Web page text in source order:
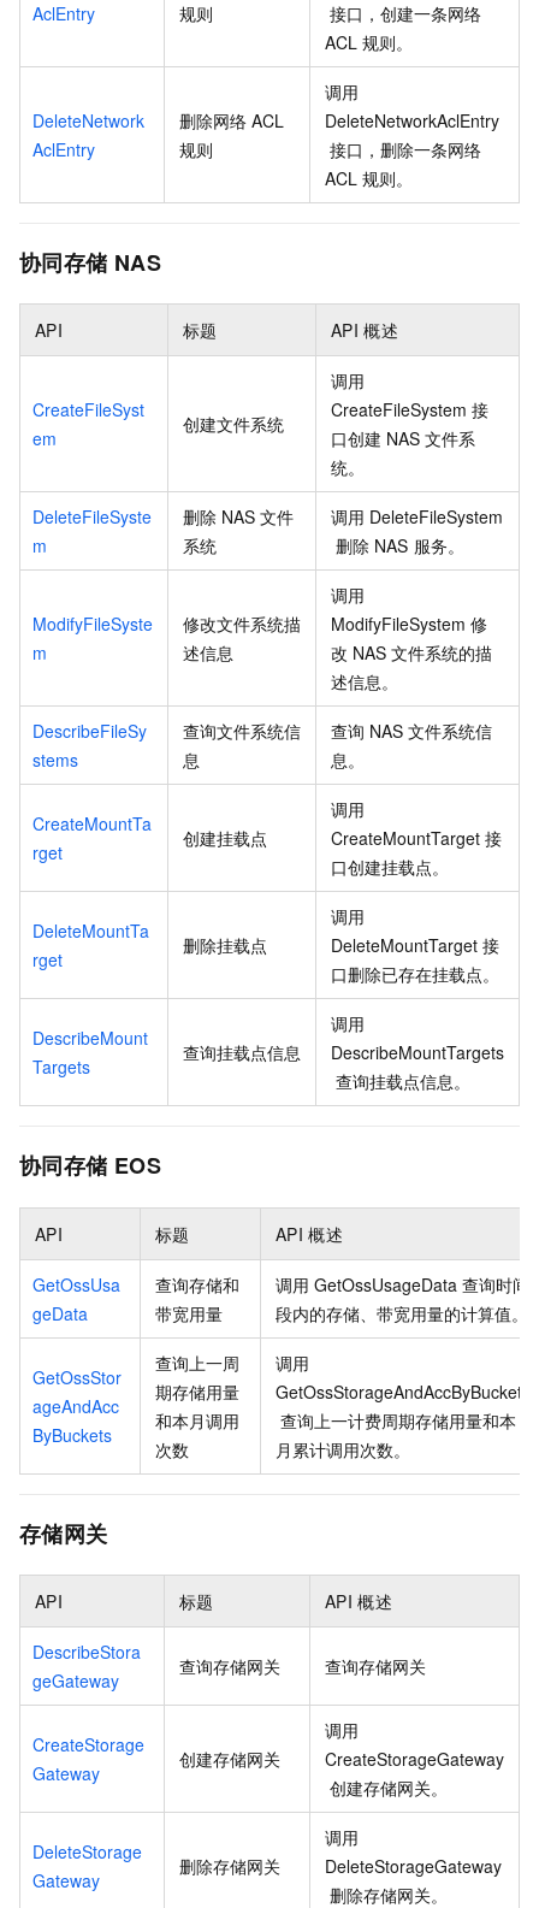
AclEntry
规则
接口，创建一条网络
ACL 规则。
DeleteNetwork
AclEntry
删除网络 ACL
规则
调用
DeleteNetworkAclEntry
接口，删除一条网络
ACL 规则。
协同存储 NAS
API 标题 API 概述
CreateFileSyst
em
创建文件系统
调用
CreateFileSystem 接
口创建 NAS 文件系
统。
DeleteFileSyste
m
删除 NAS 文件
系统
调用 DeleteFileSystem
删除 NAS 服务。
ModifyFileSyste
m
修改文件系统描
述信息
调用
ModifyFileSystem 修
改 NAS 文件系统的描
述信息。
DescribeFileSy
stems
查询文件系统信
息
查询 NAS 文件系统信
息。
CreateMountTa
rget
创建挂载点
调用
CreateMountTarget 接
口创建挂载点。
DeleteMountTa
rget
删除挂载点
调用
DeleteMountTarget 接
口删除已存在挂载点。
DescribeMount
Targets
查询挂载点信息
调用
DescribeMountTargets
查询挂载点信息。
协同存储 EOS
API 标题 API 概述
GetOssUsa
geData
查询存储和
带宽用量
调用 GetOssUsageData 查询时间
段内的存储、带宽用量的计算值。
GetOssStor
ageAndAcc
ByBuckets
查询上一周
期存储用量
和本月调用
次数
调用
GetOssStorageAndAccByBuckets
查询上一计费周期存储用量和本
月累计调用次数。
存储网关
API 标题 API 概述
DescribeStora
geGateway
查询存储网关 查询存储网关
CreateStorage
Gateway
创建存储网关
调用
CreateStorageGateway
创建存储网关。
DeleteStorage
Gateway
删除存储网关
调用
DeleteStorageGateway
删除存储网关。